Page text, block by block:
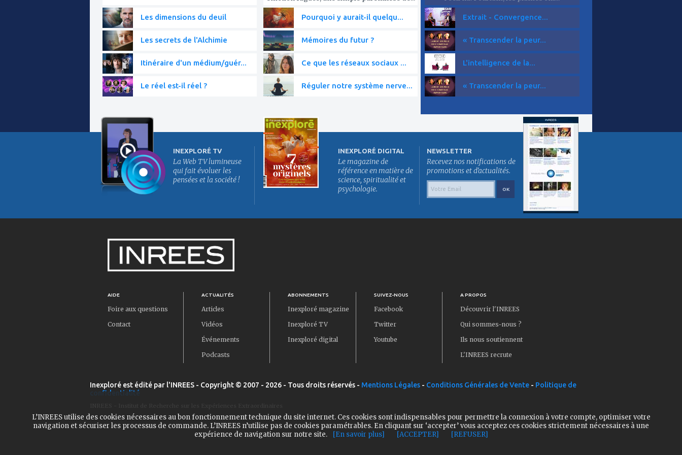
Les dimensions du deuil
Les secrets de l'Alchimie
Itinéraire d'un médium/guér...
Le réel est-il réel ?
Pourquoi y aurait-il quelqu...
Mémoires du futur ?
Ce que les réseaux sociaux ...
Réguler notre système nerve...
Extrait - Convergence...
« Transcender la peur...
L'intelligence de la...
« Transcender la peur...
INEXPLORÉ TV
La Web TV lumineuse
qui fait évoluer les
pensées et la société !
INEXPLORÉ DIGITAL
Le magazine de
référence en matière de
science, spiritualité et
psychologie.
NEWSLETTER
Recevez nos notifications de
promotions et d'actualités.
AIDE
Foire aux questions
Contact
ACTUALITÉS
Articles
Vidéos
Événements
Podcasts
ABONNEMENTS
Inexploré magazine
Inexploré TV
Inexploré digital
SUIVEZ-NOUS
Facebook
Twitter
Youtube
A PROPOS
Découvrir l'INREES
Qui sommes-nous ?
Ils nous soutiennent
L'INREES recrute
Inexploré est édité par l'INREES - Copyright © 2007 - 2026 - Tous droits réservés - Mentions Légales - Conditions Générales de Vente - Politique de
confidentialité
L’INREES utilise des cookies nécessaires au bon fonctionnement technique du site internet. Ces cookies sont indispensables pour permettre la connexion à votre compte, optimiser votre
navigation et sécuriser les processus de commande. L’INREES n’utilise pas de cookies paramétrables. En cliquant sur ‘accepter’ vous acceptez ces cookies strictement nécessaires à une
expérience de navigation sur notre site.
[En savoir plus] [ACCEPTER] [REFUSER]